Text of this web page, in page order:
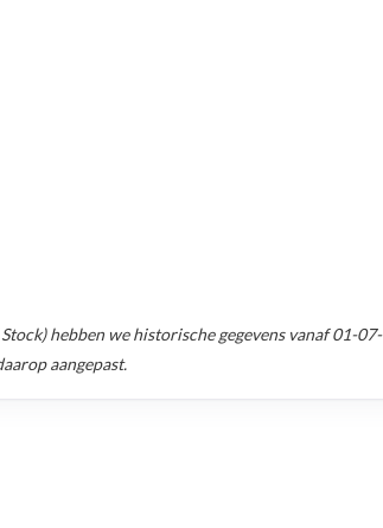
hebben we historische gegevens vanaf01-07-
aangepast.